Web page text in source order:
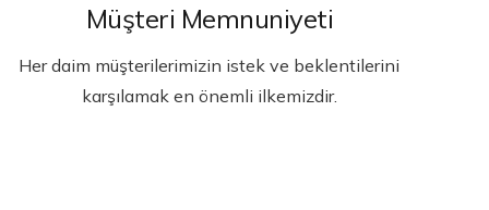
Müşteri Memnuniyeti
Her daim müşterilerimizin istek ve beklentilerini
karşılamak en önemli ilkemizdir.